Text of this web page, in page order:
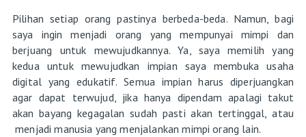
Pilihan setiap orang pastinya berbeda-beda. Namun, bagi
saya ingin menjadi orang yang mempunyai mimpi dan
berjuang untuk mewujudkannya. Ya, saya memilih yang
kedua untuk mewujudkan impian saya membuka usaha
digital yang edukatif. Semua impian harus diperjuangkan
agar dapat terwujud, jika hanya dipendam apalagi takut
akan bayang kegagalan sudah pasti akan tertinggal, atau
menjadi manusia yang menjalankan mimpi orang lain.